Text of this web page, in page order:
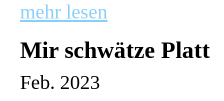
mehr lesen
Mir schwätze Platt
Feb. 2023